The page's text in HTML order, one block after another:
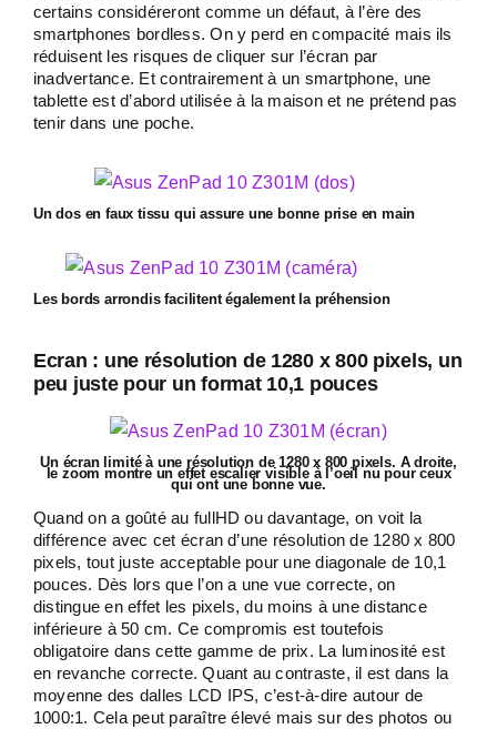
certains considéreront comme un défaut, à l’ère des
smartphones bordless. On y perd en compacité mais ils
réduisent les risques de cliquer sur l’écran par
inadvertance. Et contrairement à un smartphone, une
tablette est d’abord utilisée à la maison et ne prétend pas
tenir dans une poche.
Un dos en faux tissu qui assure une bonne prise en main
Les bords arrondis facilitent également la préhension
Ecran : une résolution de 1280 x 800 pixels, un
peu juste pour un format 10,1 pouces
Un écran limité à une résolution de 1280 x 800 pixels. A droite,
le zoom montre un effet escalier visible à l’oeil nu pour ceux
qui ont une bonne vue.
Quand on a goûté au fullHD ou davantage, on voit la
différence avec cet écran d’une résolution de 1280 x 800
pixels, tout juste acceptable pour une diagonale de 10,1
pouces. Dès lors que l’on a une vue correcte, on
distingue en effet les pixels, du moins à une distance
inférieure à 50 cm. Ce compromis est toutefois
obligatoire dans cette gamme de prix. La luminosité est
en revanche correcte. Quant au contraste, il est dans la
moyenne des dalles LCD IPS, c’est-à-dire autour de
1000:1. Cela peut paraître élevé mais sur des photos ou